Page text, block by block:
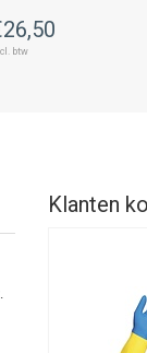
btw
Klanten